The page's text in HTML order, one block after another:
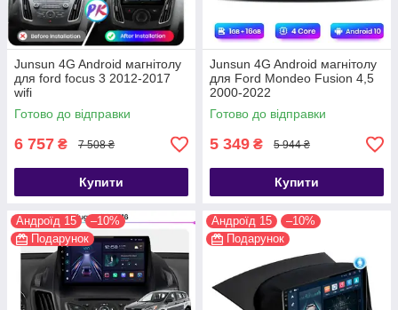
Junsun 4G Android магнітолу
для ford focus 3 2012-2017
wifi
Готово до відправки
6 757 ₴ 7 508 ₴
Купити
Junsun 4G Android магнітолу
для Ford Mondeo Fusion 4,5
2000-2022
Готово до відправки
5 349 ₴ 5 944 ₴
Купити
Андроїд 15
–10%
Подарунок
Андроїд 15
–10%
Подарунок